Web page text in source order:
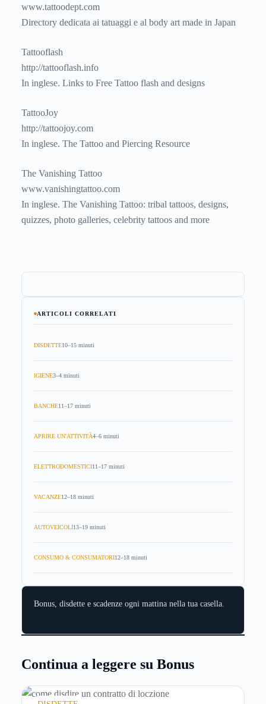
www.tattoodept.com
Directory dedicata ai tatuaggi e al body art made in Japan
Tattooflash
http://tattooflash.info
In inglese. Links to Free Tattoo flash and designs
TattooJoy
http://tattoojoy.com
In inglese. The Tattoo and Piercing Resource
The Vanishing Tattoo
www.vanishingtattoo.com
In inglese. The Vanishing Tattoo: tribal tattoos, designs,
quizzes, photo galleries, celebrity tattoos and more
ARTICOLI CORRELATI
DISDETTE10–15 minuti
IGIENE3–4 minuti
BANCHE11–17 minuti
APRIRE UN'ATTIVITÀ4–6 minuti
ELETTRODOMESTICI11–17 minuti
VACANZE12–18 minuti
AUTOVEICOLI13–19 minuti
CONSUMO & CONSUMATORI12–18 minuti
Bonus, disdette e scadenze ogni mattina nella tua casella.
Continua a leggere su Bonus